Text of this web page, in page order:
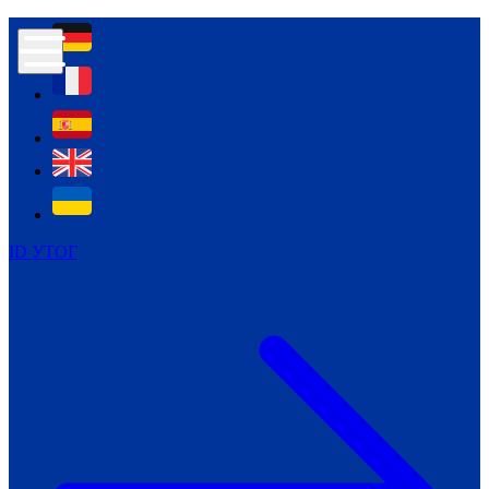
ID УТОГ
Контур психологічної безпеки глухих
Всеукраїнський пісенний
челендж «Україно, ти є!»
Молодіжний челендж «Жестова
мова для мене – це…»
Репортажі спеціальних та
інклюзивних начальних закладів